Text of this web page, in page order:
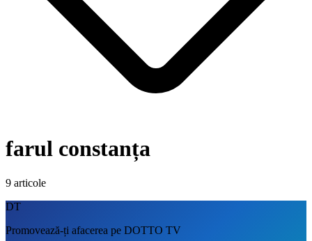
farul constanța
9 articole
DT
Promovează-ți afacerea pe DOTTO TV